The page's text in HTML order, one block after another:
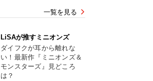
一覧を見る
LiSAが推すミニオンズ
ダイフクが耳から離れな
い！最新作『ミニオンズ＆
モンスターズ』見どころ
は？